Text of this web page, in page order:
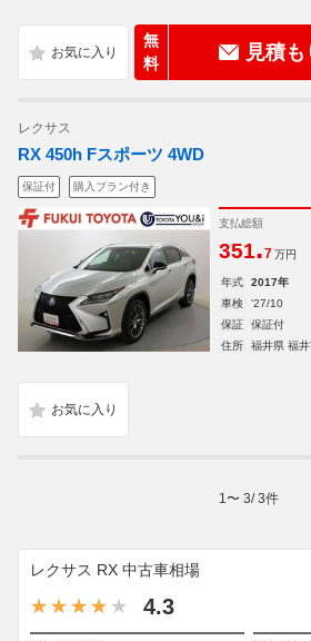
無
料
見積
レクサス
RX 450h Fスポーツ 4WD
保証付 購入プラン付き
支払総額
351.7 万円
年式 2017年
車検
'27/10
保証
保証付
住所
福井県 福
1 〜 3/3件
レクサス RX 中古車相場
4.3